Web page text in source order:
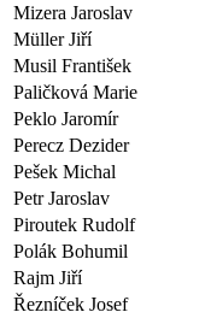
Mizera Jaroslav
Müller Jiří
Musil František
Paličková Marie
Peklo Jaromír
Perecz Dezider
Pešek Michal
Petr Jaroslav
Piroutek Rudolf
Polák Bohumil
Rajm Jiří
Řezníček Josef